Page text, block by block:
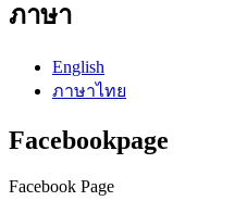
ภาษา
English
ภาษาไทย
Facebookpage
Facebook Page